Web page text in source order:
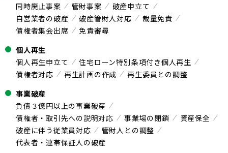
同時廃止事案
管財事案
破産申立て
自営業者の破産
破産管財人対応
裁量免責
債権者集会出席
免責審尋
個人再生
個人再生申立て
住宅ローン特別条項付き個人再生
債権者対応
再生計画の作成
再生委員との調整
事業破産
負債３億円以上の事業破産
債権者・取引先への説明対応
事業場の閉鎖
資産保全
破産に伴う従業員対応
管財人との調整
代表者・連帯保証人の破産